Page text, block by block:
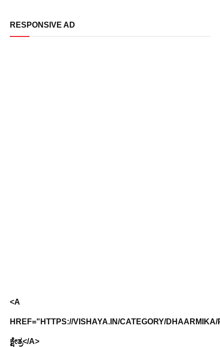
RESPONSIVE AD
<A
HREF="HTTPS://VISHAYA.IN/CATEGORY/DHAARMIKA/
ಕ್ಷೇತ್ರ</A>